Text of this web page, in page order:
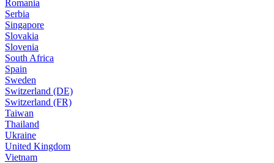
Romania
Serbia
Singapore
Slovakia
Slovenia
South Africa
Spain
Sweden
Switzerland (DE)
Switzerland (FR)
Taiwan
Thailand
Ukraine
United Kingdom
Vietnam